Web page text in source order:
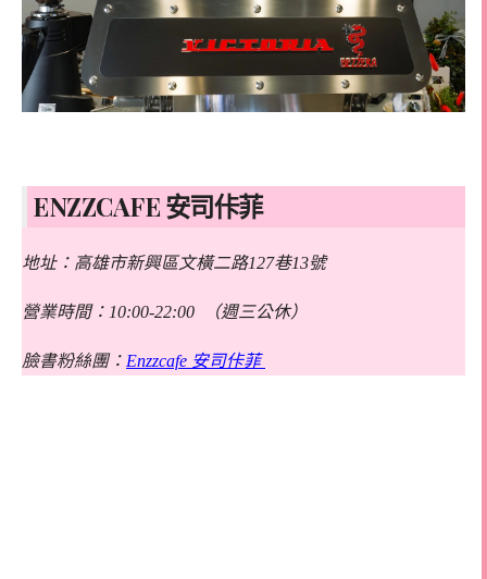
ENZZCAFE 安司佧菲
地址：高雄市新興區文橫二路127巷13號
營業時間：10:00-22:00 （週三公休）
臉書粉絲團： Enzzcafe 安司佧菲